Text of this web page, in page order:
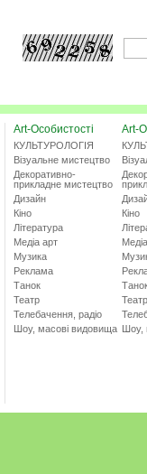
Art-Особистості
КУЛЬТУРОЛОГІЯ
Візуальне мистецтво
Декоративно-
прикладне мистецтво
Дизайн
Кіно
Література
Медіа арт
Музика
Реклама
Танок
Театр
Телебачення, радіо
Шоу, масові видовища
Art-
Кіно
Театр
Шоу,